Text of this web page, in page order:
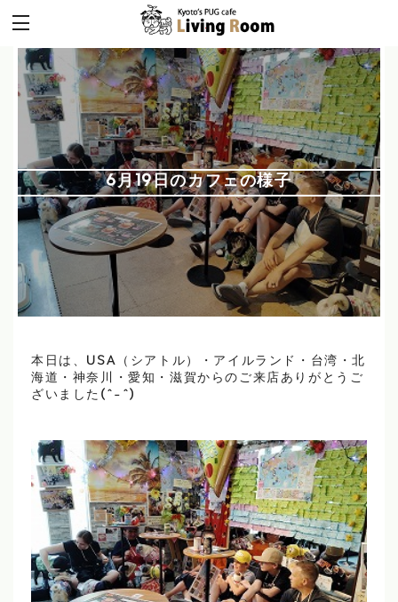
6月19日のカフェの様子
本日は、USA（シアトル）・アイルランド・台湾・北
海道・神奈川・愛知・滋賀からのご来店ありがとうご
ざいました(^-^)